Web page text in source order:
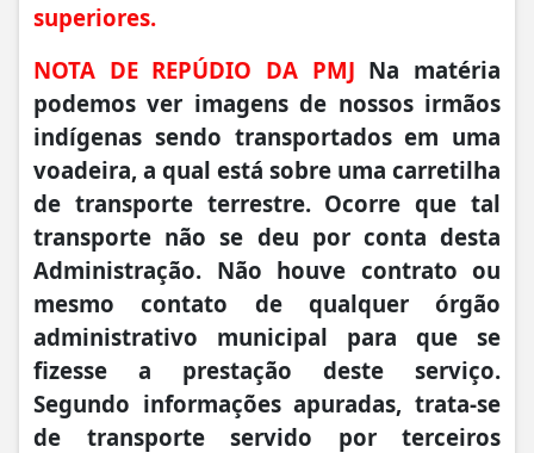
superiores.
NOTA DE REPÚDIO DA PMJ Na matéria
podemos ver imagens de nossos irmãos
indígenas sendo transportados em uma
voadeira, a qual está sobre uma carretilha
de transporte terrestre. Ocorre que tal
transporte não se deu por conta desta
Administração. Não houve contrato ou
mesmo contato de qualquer órgão
administrativo municipal para que se
fizesse a prestação deste serviço.
Segundo informações apuradas, trata-se
de transporte servido por terceiros